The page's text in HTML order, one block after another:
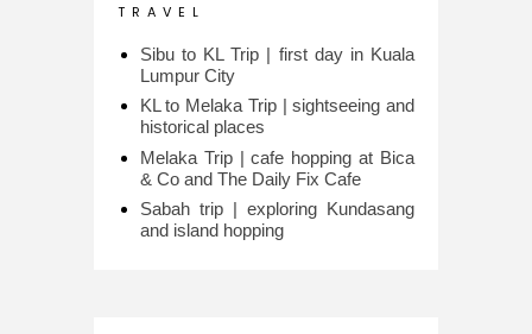
T R A V E L
Sibu to KL Trip | first day in Kuala
Lumpur City
KL to Melaka Trip | sightseeing and
historical places
Melaka Trip | cafe hopping at Bica
& Co and The Daily Fix Cafe
Sabah trip | exploring Kundasang
and island hopping